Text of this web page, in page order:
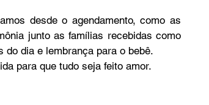
ABRA-TE DNI Hope Day
desde o agendamento, como as
junto as famílias recebidas como
dia e lembrança para o bebê.
para que tudo seja feito amor.